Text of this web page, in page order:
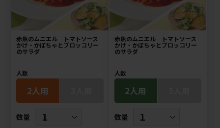
赤魚のムニエル トマトソース
かけ・かぼちゃとブロッコリー
のサラダ
人数
2人用
数量
赤魚のムニエル トマトソース
かけ・かぼちゃとブロッコリー
のサラダ
人数
2人用
数量